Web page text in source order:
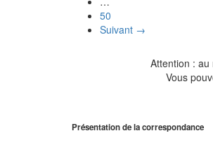
50
Suivant →
Attention :
Vous
Présentation de la correspondance